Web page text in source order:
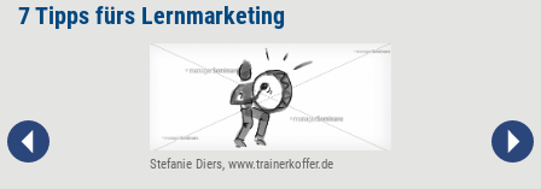
7 Tipps fürs Lernmarketing
Stefanie Diers, www.trainerkoffer.de